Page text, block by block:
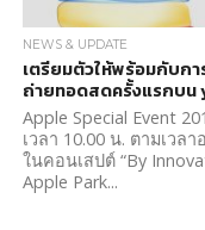
NEWS & UPDATE
เตรียมตัวให้พร้อมกับก
ถ่ายทอดสดครั้งแรกบน
Apple Special Event
เวลา 10.00 น. ตามเวล
ในคอนเสปต์ “By
Apple Park...